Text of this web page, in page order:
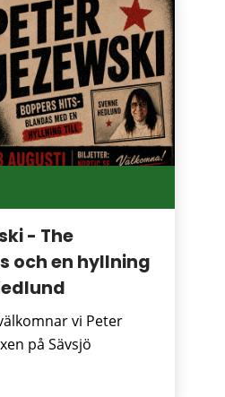
- The
och en hyllning
vi Peter
på Sävsjö